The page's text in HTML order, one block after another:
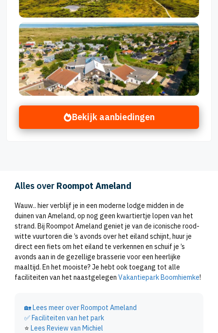
Bekijk aanbiedingen
Alles over Roompot Ameland
Wauw.. hier verblijf je in een moderne lodge midden in de
duinen van Ameland, op nog geen kwartiertje lopen van het
strand. Bij Roompot Ameland geniet je van de iconische rood-
witte vuurtoren die ’s avonds over het eiland schijnt, huur je
direct een fiets om het eiland te verkennen en schuif je ’s
avonds aan in de gezellige brasserie voor een heerlijke
maaltijd. En het mooiste? Je hebt ook toegang tot alle
faciliteiten van het naastgelegen Vakantiepark Boomhiemke!
🏡Lees meer over Roompot Ameland
✅Faciliteiten van het park
⭐ Lees Review van Michiel